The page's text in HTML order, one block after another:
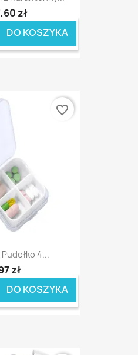
zł
DO KOSZYKA
4...
zł
DO KOSZYKA
favorite_border